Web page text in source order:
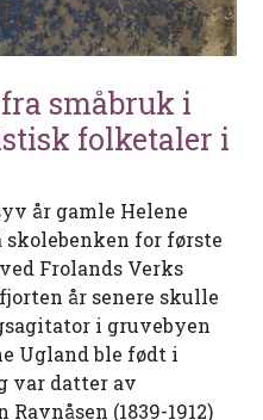
småbruk i
folketaler i
år gamle Helene
skolebenken for første
Frolands Verks
år senere skulle
i gruvebyen
Ugland ble født i
var datter av
(1839-1912)